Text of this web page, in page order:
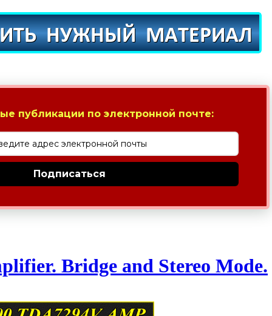
публикации по электронной почте:
Подписаться
Bridge and Stereo Mode.